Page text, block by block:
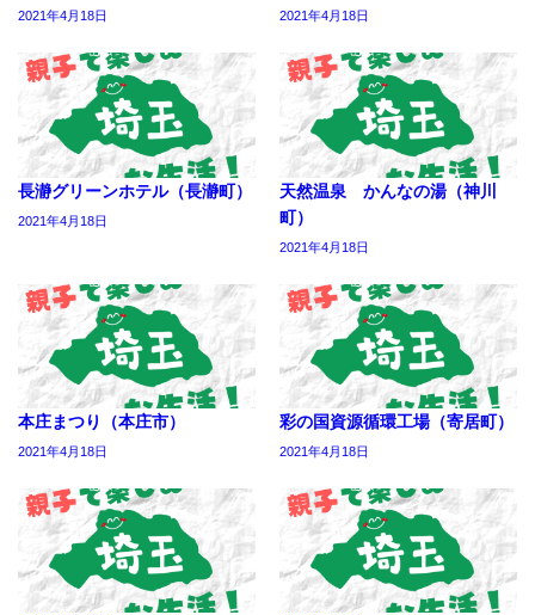
2021年4月18日 2021年4月18日
長瀞グリーンホテル（長瀞町）
2021年4月18日
天然温泉 かんなの湯（神川
町）
2021年4月18日
本庄まつり（本庄市）
2021年4月18日
彩の国資源循環工場（寄居町）
2021年4月18日